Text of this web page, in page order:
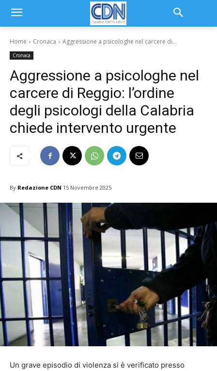
Home Cronaca Aggressione a psicologhe nel carcere di...
Cronaca
Aggressione a psicologhe nel
carcere di Reggio: l’ordine
degli psicologi della Calabria
chiede intervento urgente
By Redazione CDN 15 Novembre 2025
Un grave episodio di violenza si è verificato presso